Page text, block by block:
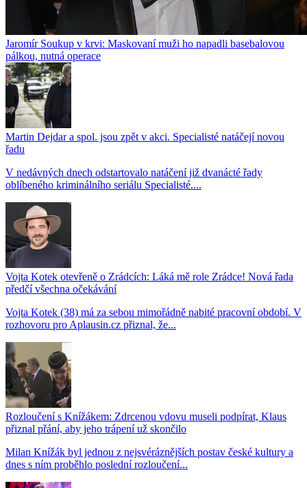
Jaromír Soukup v krvi: Maskovaní muži ho napadli basebalovou
pálkou, nutná operace
Martin Dejdar a spol. jsou zpět v akci. Specialisté natáčejí novou
řadu
V nedávných dnech odstartovalo natáčení již dvanácté řady
oblíbeného kriminálního seriálu Specialisté....
Vojta Kotek otevřeně o Zrádcích: Láká mě role Zrádce! Nová řada
předčí všechna očekávání
Vojta Kotek (38) má za sebou mimořádně nabité pracovní období. V
rozhovoru pro Aplausin.cz přiznal, že...
Rozloučení s Knížákem: Zdrcenou vdovu museli podpírat, Klaus
přiznal přání, aby jeho trápení už skončilo
Milan Knížák byl jednou z nejsvéráznějších postav české kultury a
dnes s ním proběhlo poslední rozloučení...